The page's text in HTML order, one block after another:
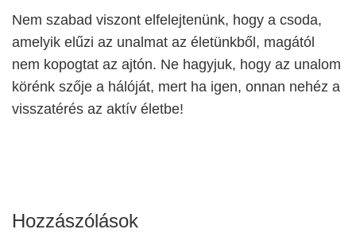
Nem szabad viszont elfelejtenünk, hogy a csoda,
amelyik elűzi az unalmat az életünkből, magától
nem kopogtat az ajtón. Ne hagyjuk, hogy az unalom
körénk szője a hálóját, mert ha igen, onnan nehéz a
visszatérés az aktív életbe!
Hozzászólások